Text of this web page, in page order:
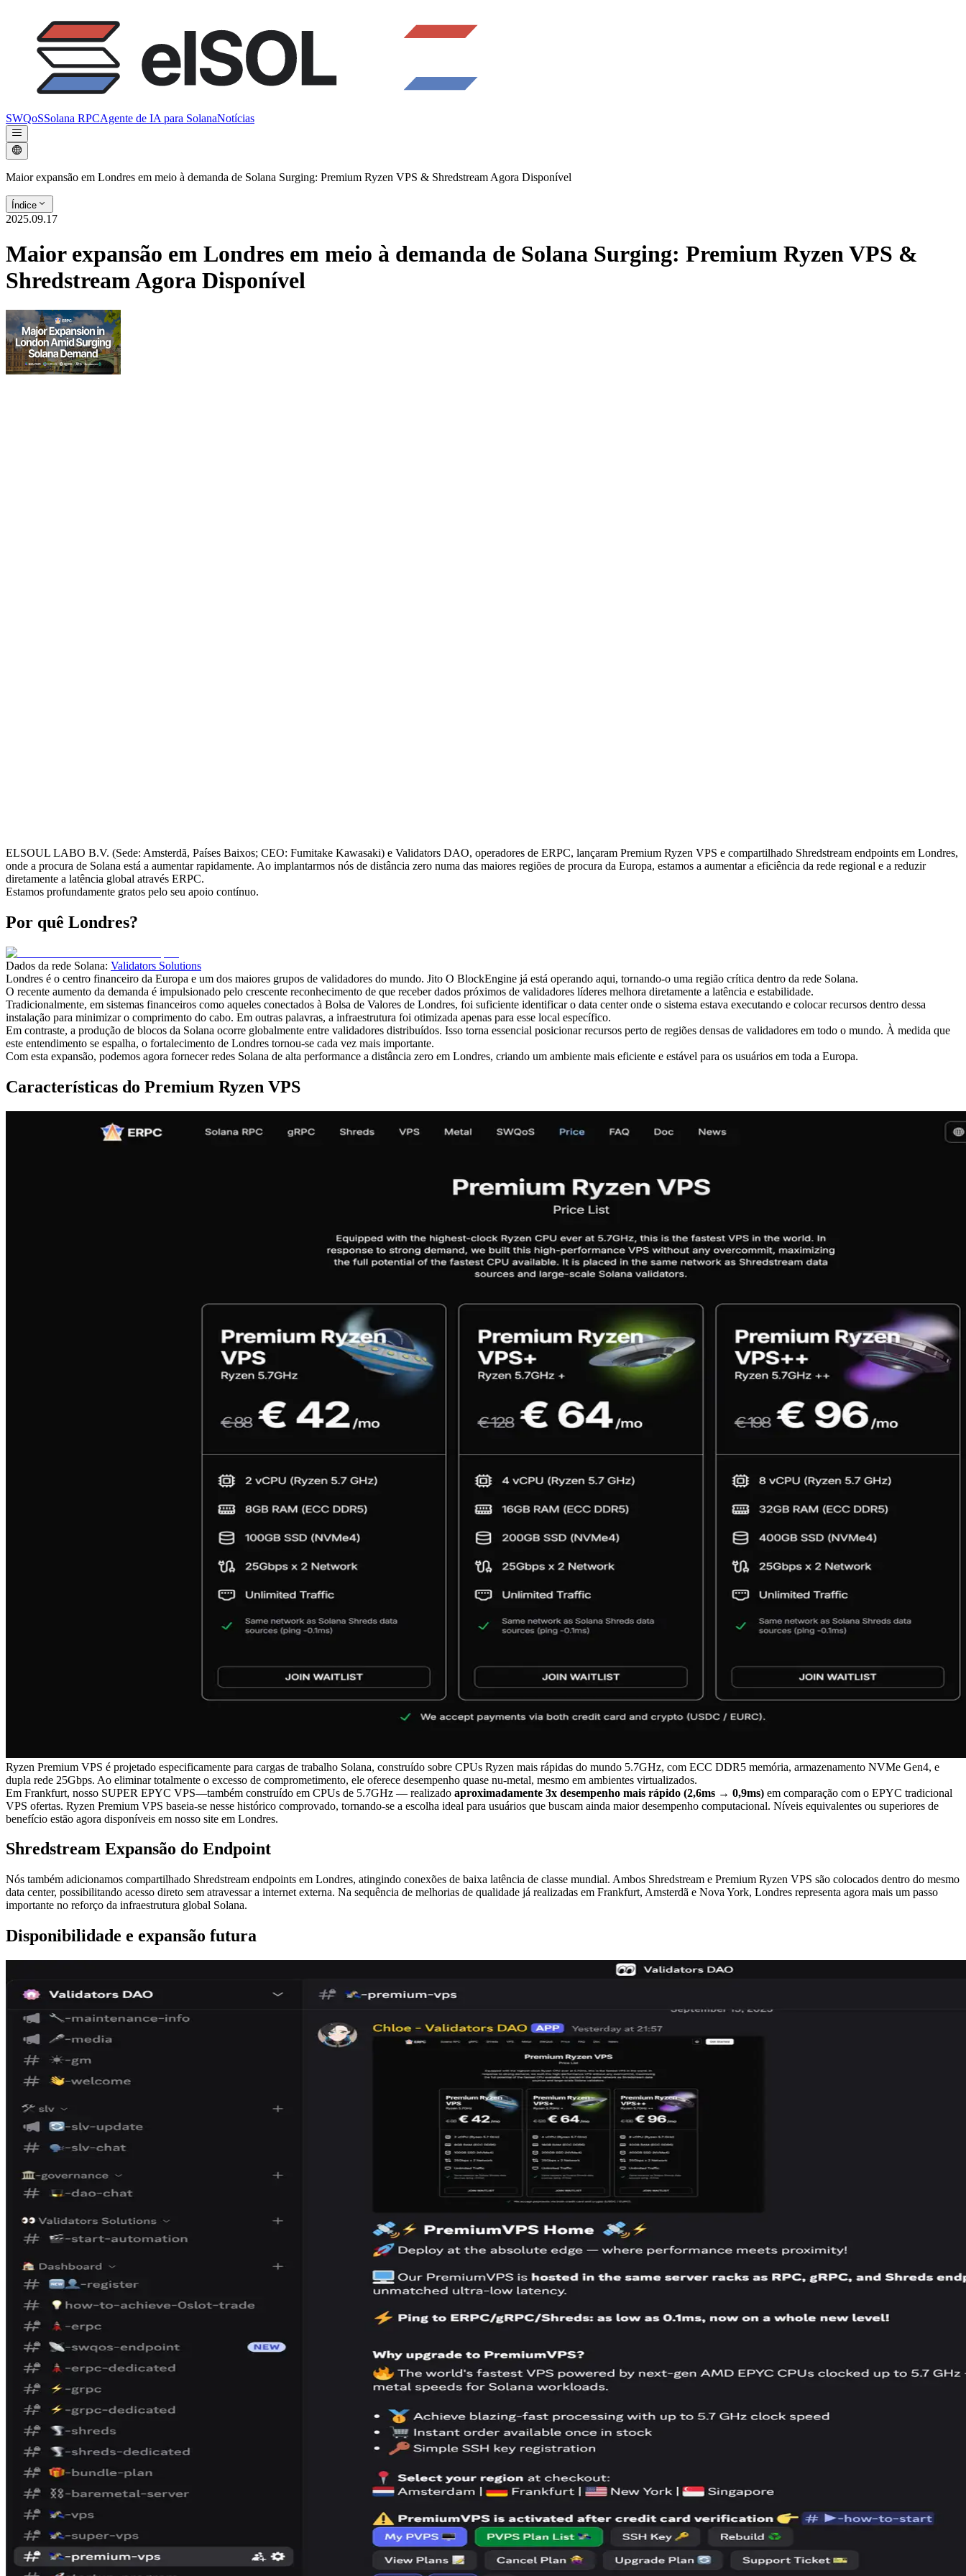
SWQoSSolana RPCAgente de IA para SolanaNotícias
Maior expansão em Londres em meio à demanda de Solana Surging: Premium Ryzen VPS & Shredstream Agora Disponível
Índice
2025.09.17
Maior expansão em Londres em meio à demanda de Solana Surging: Premium Ryzen VPS &
Shredstream Agora Disponível
ELSOUL LABO B.V. (Sede: Amsterdã, Países Baixos; CEO: Fumitake Kawasaki) e Validators DAO, operadores de ERPC, lançaram Premium Ryzen VPS e compartilhado Shredstream endpoints em Londres,
onde a procura de Solana está a aumentar rapidamente. Ao implantarmos nós de distância zero numa das maiores regiões de procura da Europa, estamos a aumentar a eficiência da rede regional e a reduzir
diretamente a latência global através ERPC.
Estamos profundamente gratos pelo seu apoio contínuo.
Por quê Londres?
Dados da rede Solana: Validators Solutions
Londres é o centro financeiro da Europa e um dos maiores grupos de validadores do mundo. Jito O BlockEngine já está operando aqui, tornando-o uma região crítica dentro da rede Solana.
O recente aumento da demanda é impulsionado pelo crescente reconhecimento de que receber dados próximos de validadores líderes melhora diretamente a latência e estabilidade.
Tradicionalmente, em sistemas financeiros como aqueles conectados à Bolsa de Valores de Londres, foi suficiente identificar o data center onde o sistema estava executando e colocar recursos dentro dessa
instalação para minimizar o comprimento do cabo. Em outras palavras, a infraestrutura foi otimizada apenas para esse local específico.
Em contraste, a produção de blocos da Solana ocorre globalmente entre validadores distribuídos. Isso torna essencial posicionar recursos perto de regiões densas de validadores em todo o mundo. À medida que
este entendimento se espalha, o fortalecimento de Londres tornou-se cada vez mais importante.
Com esta expansão, podemos agora fornecer redes Solana de alta performance a distância zero em Londres, criando um ambiente mais eficiente e estável para os usuários em toda a Europa.
Características do Premium Ryzen VPS
Ryzen Premium VPS é projetado especificamente para cargas de trabalho Solana, construído sobre CPUs Ryzen mais rápidas do mundo 5.7GHz, com ECC DDR5 memória, armazenamento NVMe Gen4, e
dupla rede 25Gbps. Ao eliminar totalmente o excesso de comprometimento, ele oferece desempenho quase nu-metal, mesmo em ambientes virtualizados.
Em Frankfurt, nosso SUPER EPYC VPS—também construído em CPUs de 5.7GHz — realizado aproximadamente 3x desempenho mais rápido (2,6ms → 0,9ms) em comparação com o EPYC tradicional
VPS ofertas. Ryzen Premium VPS baseia-se nesse histórico comprovado, tornando-se a escolha ideal para usuários que buscam ainda maior desempenho computacional. Níveis equivalentes ou superiores de
benefício estão agora disponíveis em nosso site em Londres.
Shredstream Expansão do Endpoint
Nós também adicionamos compartilhado Shredstream endpoints em Londres, atingindo conexões de baixa latência de classe mundial. Ambos Shredstream e Premium Ryzen VPS são colocados dentro do mesmo
data center, possibilitando acesso direto sem atravessar a internet externa. Na sequência de melhorias de qualidade já realizadas em Frankfurt, Amsterdã e Nova York, Londres representa agora mais um passo
importante no reforço da infraestrutura global Solana.
Disponibilidade e expansão futura